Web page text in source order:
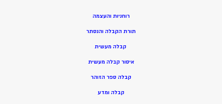
רוחניות והעצמה
תורת הקבלה והנסתר
קבלה מעשית
איסור קבלה מעשית
קבלה ספר הזוהר
קבלה ומדע